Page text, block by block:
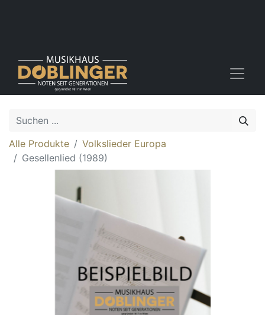
Alle Produkte
Volkslieder Europa
Gesellenlied (1989)